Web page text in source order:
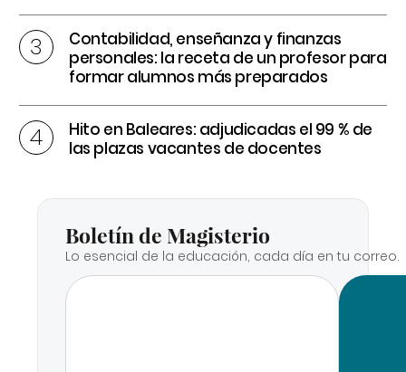
Contabilidad, enseñanza y finanzas
personales: la receta de un profesor para
formar alumnos más preparados
Hito en Baleares: adjudicadas el 99 % de
las plazas vacantes de docentes
Boletín de Magisterio
Lo esencial de la educación, cada día en tu correo.